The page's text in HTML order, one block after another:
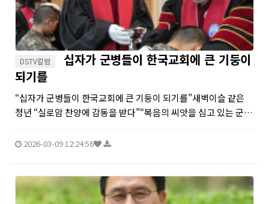
DSTV칼럼
십자가 군병들이 한국교회에 큰 기둥이
되기를
“십자가 군병들이 한국교회에 큰 기둥이 되기를”새벽이슬 같은
청년 “실로암 찬양에 감동을 받다”“복음의 씨앗을 심고 있는 군 사
교육대대 상승교회 진중세례식에 참여하기 위해 연천군으로 향하
2026-03-09 12:24:56